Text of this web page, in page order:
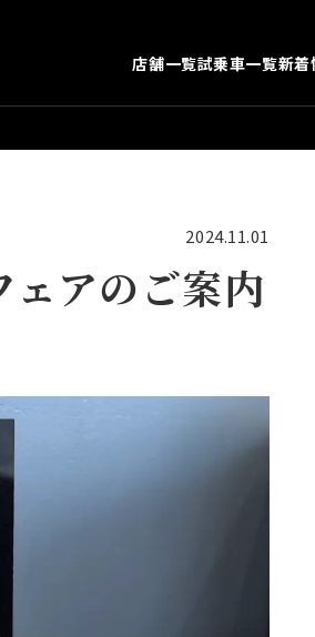
店舗一覧試乗車一覧新着
2024.11.01
ェアのご案内